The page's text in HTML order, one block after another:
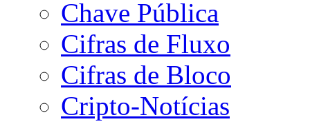
Chave Pública
Cifras de Fluxo
Cifras de Bloco
Cripto-Notícias